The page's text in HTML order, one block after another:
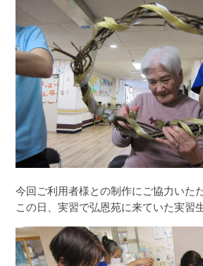
今回ご利用者様との制作にご協力いた
この日、実習で弘恩苑に来ていた実習